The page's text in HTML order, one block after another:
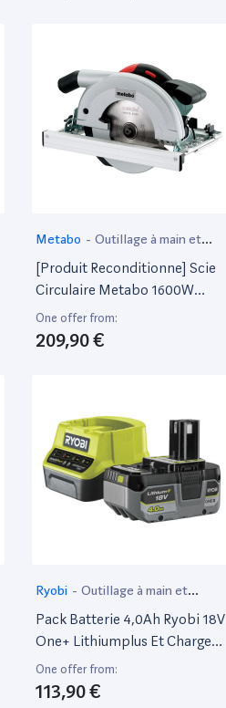
Metabo - Outillage à main et
électroportatif
[Produit Reconditionne] Scie
Circulaire Metabo 1600W
Ø190Mm Kse 68 Plus
One offer from:
209,90 €
Ryobi - Outillage à main et
électroportatif
Pack Batterie 4,0Ah Ryobi 18V
One+ Lithiumplus Et Chargeur
Rapide 2.0Ah Rc18120-140X
One offer from:
113,90 €